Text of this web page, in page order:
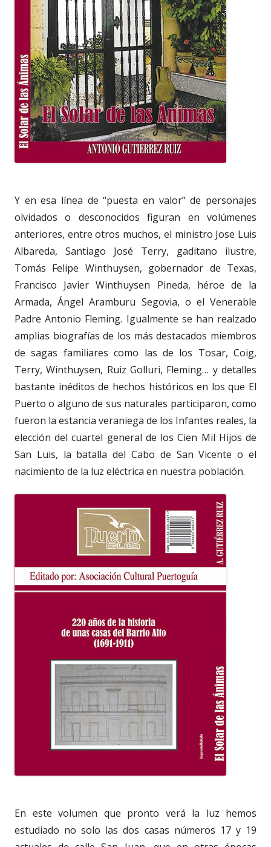
Y en esa línea de “puesta en valor” de personajes
olvidados o desconocidos figuran en volúmenes
anteriores, entre otros muchos, el ministro Jose Luis
Albareda, Santiago José Terry, gaditano ilustre,
Tomás Felipe Winthuysen, gobernador de Texas,
Francisco Javier Winthuysen Pineda, héroe de la
Armada, Ángel Aramburu Segovia, o el Venerable
Padre Antonio Fleming. Igualmente se han realzado
amplias biografías de los más destacados miembros
de sagas familiares como las de los Tosar, Coig,
Terry, Winthuysen, Ruiz Golluri, Fleming… y detalles
bastante inéditos de hechos históricos en los que El
Puerto o alguno de sus naturales participaron, como
fueron la estancia veraniega de los Infantes reales, la
elección del cuartel general de los Cien Mil Hijos de
San Luis, la batalla del Cabo de San Vicente o el
nacimiento de la luz eléctrica en nuestra población.
En este volumen que pronto verá la luz hemos
estudiado no solo las dos casas números 17 y 19